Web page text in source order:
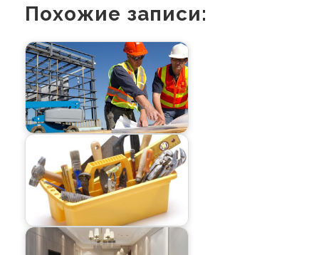
Похожие записи: